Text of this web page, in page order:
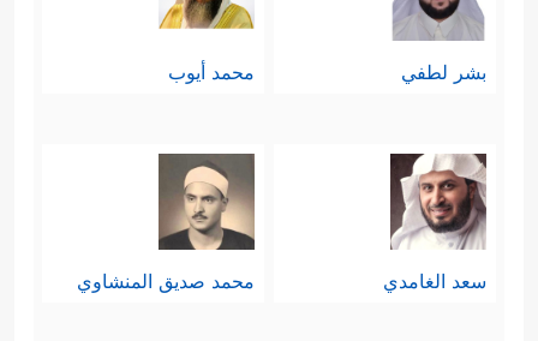
بشر لطفي محمد أيوب
سعد الغامدي محمد صديق المنشاوي